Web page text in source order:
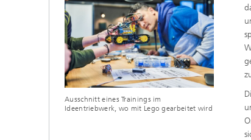
Ausschnitt eines Trainings im
Ideentriebwerk, wo mit Lego gearbeitet wird